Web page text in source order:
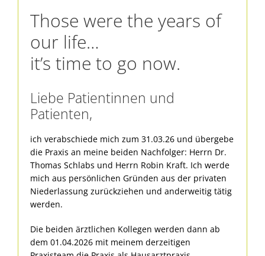
Those were the years of
our life…
it’s time to go now.
Liebe Patientinnen und
Patienten,
ich verabschiede mich zum 31.03.26 und übergebe
die Praxis an meine beiden Nachfolger: Herrn Dr.
Thomas Schlabs und Herrn Robin Kraft. Ich werde
mich aus persönlichen Gründen aus der privaten
Niederlassung zurückziehen und anderweitig tätig
werden.
Die beiden ärztlichen Kollegen werden dann ab
dem 01.04.2026 mit meinem derzeitigen